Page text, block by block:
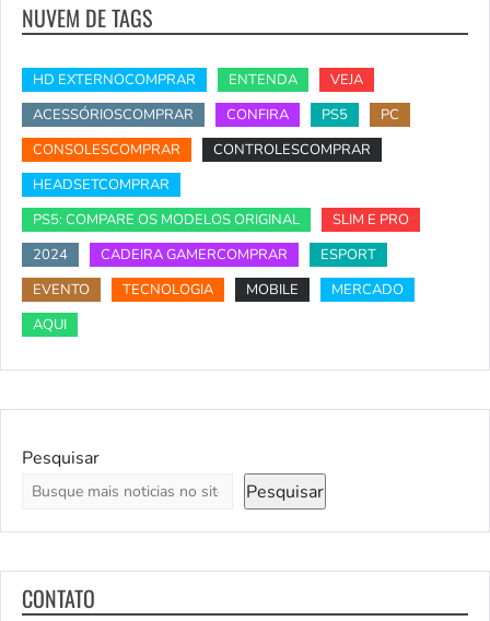
NUVEM DE TAGS
HD EXTERNOCOMPRAR ENTENDA
VEJA
ACESSÓRIOSCOMPRAR
CONFIRA PS5
PC
CONSOLESCOMPRAR
CONTROLESCOMPRAR
HEADSETCOMPRAR
PS5: COMPARE OS MODELOS ORIGINAL
SLIM E PRO
2024
CADEIRA GAMERCOMPRAR
ESPORT
EVENTO
TECNOLOGIA MOBILE
MERCADO
AQUI
Pesquisar
Pesquisar
CONTATO